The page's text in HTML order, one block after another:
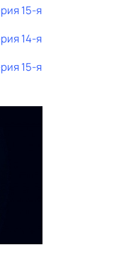
15-я
14-я
15-я